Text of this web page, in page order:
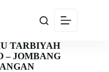
TARBIYAH
– JOMBANG